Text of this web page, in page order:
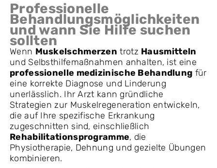
Professionelle
Behandlungsmöglichkeiten
und wann Sie Hilfe suchen
sollten
Wenn Muskelschmerzen trotz Hausmitteln
und Selbsthilfemaßnahmen anhalten, ist eine
professionelle medizinische Behandlung für
eine korrekte Diagnose und Linderung
unerlässlich. Ihr Arzt kann gründliche
Strategien zur Muskelregeneration entwickeln,
die auf Ihre spezifische Erkrankung
zugeschnitten sind, einschließlich
Rehabilitationsprogramme, die
Physiotherapie, Dehnung und gezielte Übungen
kombinieren.